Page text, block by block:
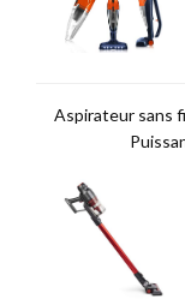
Aspirateur sans